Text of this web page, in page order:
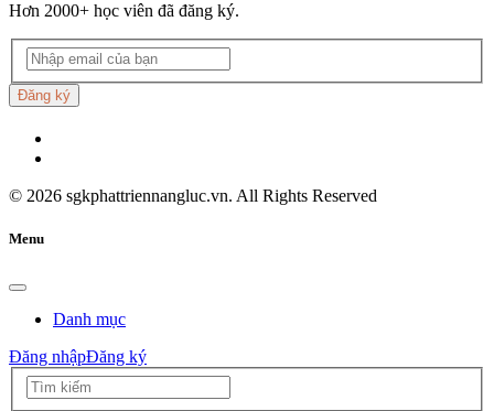
Hơn 2000+ học viên đã đăng ký.
Đăng ký
© 2026 sgkphattriennangluc.vn. All Rights Reserved
Menu
Danh mục
Đăng nhậpĐăng ký